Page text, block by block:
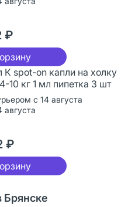
₽
К spot-on капли на холку
10 кг 1 мл пипетка 3 шт
с 14 августа
августа
₽
Брянске